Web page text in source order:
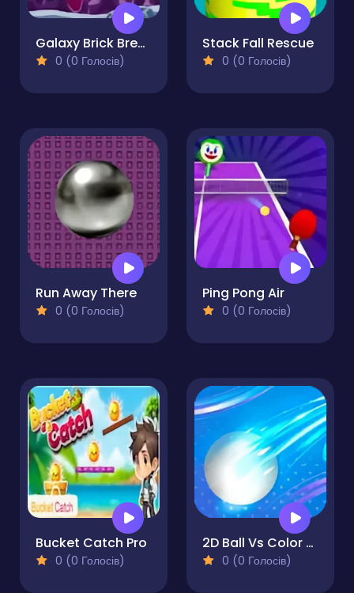
Galaxy Brick Breaker Pro
0 (0 Голосів)
Stack Fall Rescue
0 (0 Голосів)
Run Away There
0 (0 Голосів)
Ping Pong Air
0 (0 Голосів)
Bucket Catch Pro
0 (0 Голосів)
2D Ball Vs Color Ball Bounce
0 (0 Голосів)